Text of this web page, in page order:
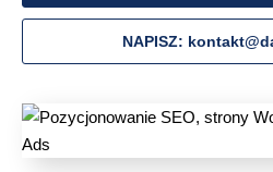
NAPISZ: